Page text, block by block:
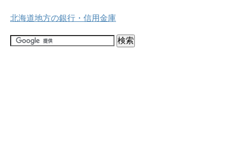
北海道地方の銀行・信用金庫